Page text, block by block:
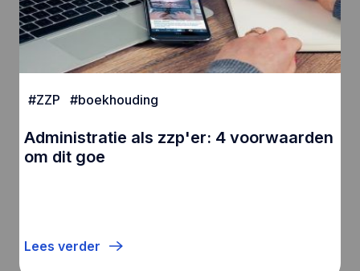
#ZZP #boekhouding
Administratie als zzp'er: 4 voorwaarden
om dit goe
Lees verder